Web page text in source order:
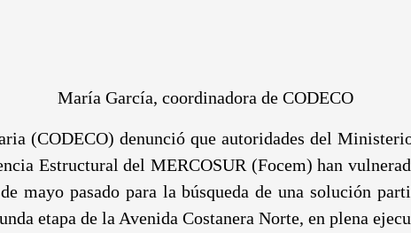
María García, coordinadora de CODECO
(CODECO) denunció que autoridades del
Estructural del MERCOSUR (Focem) han
mayo pasado para la búsqueda de una solución
etapa de la Avenida Costanera Norte, en plena